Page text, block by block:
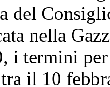
del
nella
i termini
tra il 10